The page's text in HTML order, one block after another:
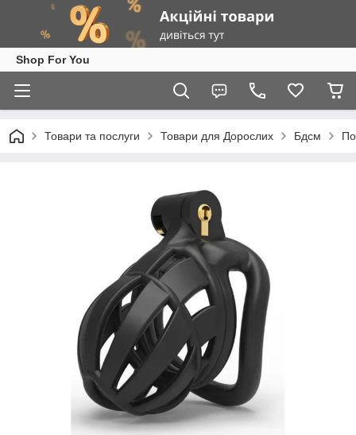
Shop For You
Товари та послуги Товари для Дорослих Бдсм